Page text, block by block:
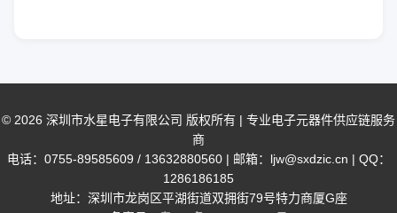
© 2026 深圳市水星电子有限公司 版权所有 | 专业电子元器件供应链服务
商
电话：0755-89585609 / 13632880560 | 邮箱：ljw@sxdzic.cn | QQ：
1286186185
地址：深圳市龙岗区平湖街道双拥街79号特力商厦G座